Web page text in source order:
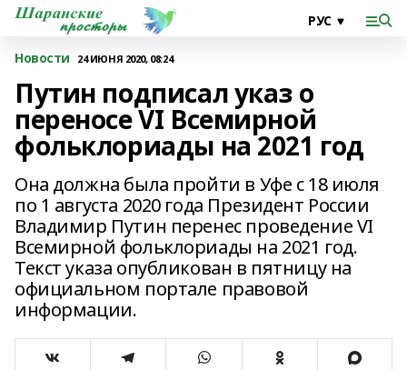
Новости 24 ИЮНЯ 2020, 08:24
Путин подписал указ о
переносе VI Всемирной
фольклориады на 2021 год
Она должна была пройти в Уфе с 18 июля
по 1 августа 2020 года Президент России
Владимир Путин перенес проведение VI
Всемирной фольклориады на 2021 год.
Текст указа опубликован в пятницу на
официальном портале правовой
информации.